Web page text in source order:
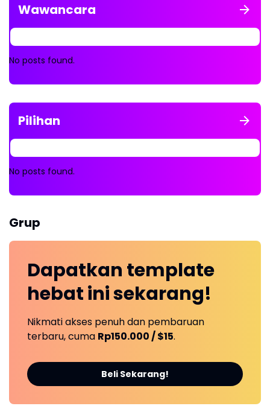
Wawancara
No posts found.
Pilihan
No posts found.
Grup
Dapatkan template
hebat inisekarang!
Nikmati akses penuh dan pembaruan
terbaru, cuma Rp150.000 / $15.
Beli Sekarang!